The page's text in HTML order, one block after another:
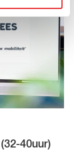
40uur)